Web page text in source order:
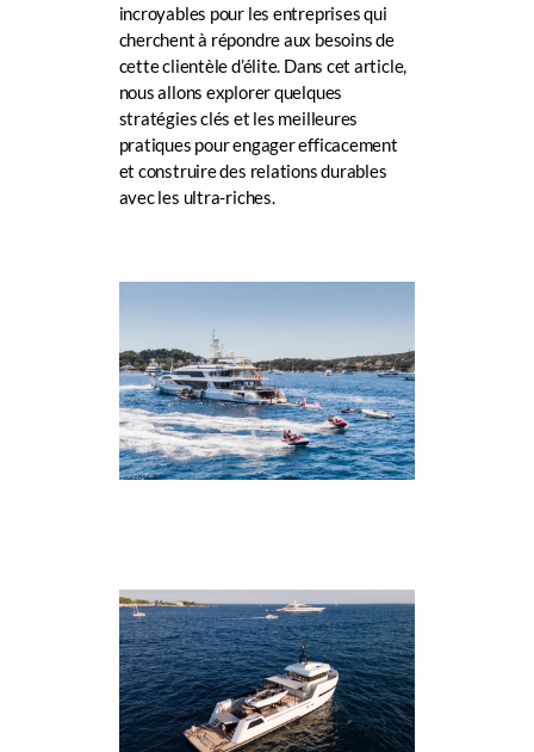
incroyables pour les entreprises qui
cherchent à répondre aux besoins de
cette clientèle d’élite. Dans cet article,
nous allons explorer quelques
stratégies clés et les meilleures
pratiques pour engager efficacement
et construire des relations durables
avec les ultra-riches.